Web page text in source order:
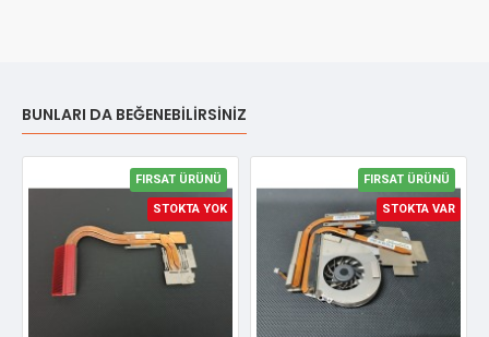
BUNLARI DA BEĞENEBILIRSINIZ
FIRSAT ÜRÜNÜ
STOKTA YOK
FIRSAT ÜRÜNÜ
STOKTA VAR